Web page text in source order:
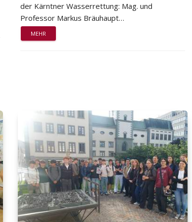
der Kärntner Wasserrettung: Mag. und
Professor Markus Bräuhaupt…
MEHR